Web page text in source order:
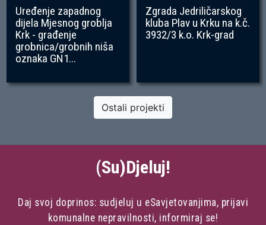
Uređenje zapadnog
dijela Mjesnog groblja
Krk - građenje
grobnica/grobnih niša
oznaka GN1...
Zgrada Jedriličarskog
kluba Plav u Krku na k.č.
3932/3 k.o. Krk-grad
Ostali projekti
(Su)Djeluj!
Daj svoj doprinos: sudjeluj u eSavjetovanjima, prijavi
komunalne nepravilnosti, informiraj se!